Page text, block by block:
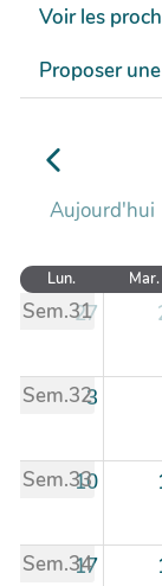
Voir les
Proposer
Aujourd'hui
Lun. Mar.
Sem.31
27
Sem.323
Sem.33
10
Sem.34
17